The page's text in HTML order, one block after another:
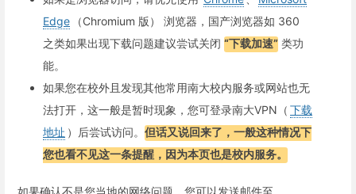
Edge
（Chromium 版） 浏览器，国产浏览器如 360
之类如果出现下载问题建议尝试关闭 “下载加速” 类功
能。
如果您在校外且发现其他常用南大校内服务或网站也无
法打开，这一般是暂时现象，您可登录南大VPN（ 下载
地址 ）后尝试访问。 但话又说回来了，一般这种情况下
您也看不见这一条提醒，因为本页也是校内服务。
如果确认不是您当地的网络问题，您可以发送邮件至